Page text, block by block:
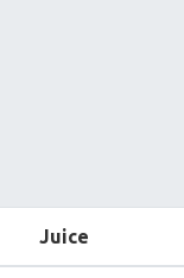
Juice